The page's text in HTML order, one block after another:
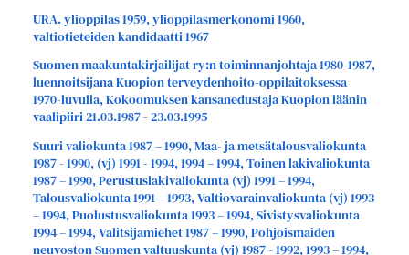
URA. ylioppilas 1959, ylioppilasmerkonomi 1960,
valtiotieteiden kandidaatti 1967
Suomen maakuntakirjailijat ry:n toiminnanjohtaja 1980-1987,
luennoitsijana Kuopion terveydenhoito-oppilaitoksessa
1970-luvulla, Kokoomuksen kansanedustaja Kuopion läänin
vaalipiiri 21.03.1987 - 23.03.1995
Suuri valiokunta 1987 – 1990, Maa- ja metsätalousvaliokunta
1987 - 1990, (vj) 1991 - 1994, 1994 – 1994, Toinen lakivaliokunta
1987 – 1990, Perustuslakivaliokunta (vj) 1991 – 1994,
Talousvaliokunta 1991 – 1993, Valtiovarainvaliokunta (vj) 1993
– 1994, Puolustusvaliokunta 1993 – 1994, Sivistysvaliokunta
1994 – 1994, Valitsijamiehet 1987 – 1990, Pohjoismaiden
neuvoston Suomen valtuuskunta (vj) 1987 - 1992, 1993 – 1994,